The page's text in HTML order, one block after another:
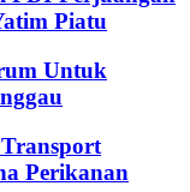
Piatu
Untuk
Perikanan